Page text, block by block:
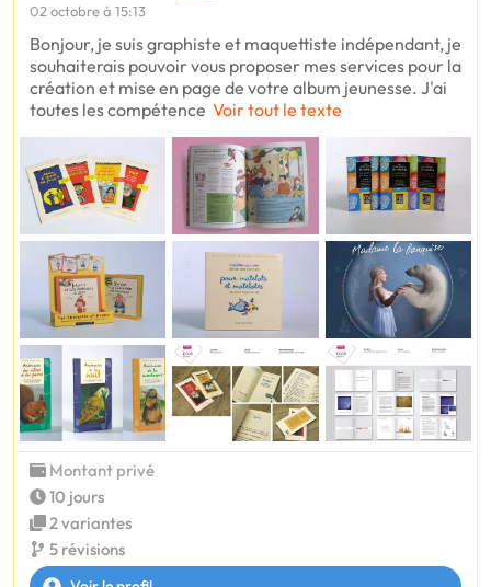
02 octobre à 15:13
Bonjour, je suis graphiste et maquettiste indépendant, je
souhaiterais pouvoir vous proposer mes services pour la
création et mise en page de votre album jeunesse. J'ai
toutes les compétence Voir tout le texte
Montant privé
10 jours
2 variantes
5 révisions